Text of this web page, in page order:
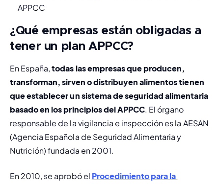
APPCC
¿Qué empresas están obligadas a
tener un plan APPCC?
En España, todas las empresas que producen,
transforman, sirven o distribuyen alimentos tienen
que establecer un sistema de seguridad alimentaria
basado en los principios del APPCC. El órgano
responsable de la vigilancia e inspección es la AESAN
(Agencia Española de Seguridad Alimentaria y
Nutrición) fundada en 2001.
En 2010, se aprobó el Procedimiento para la